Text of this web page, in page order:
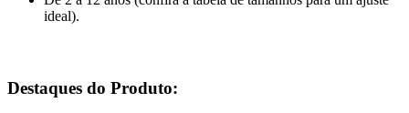
ideal).
Destaques do Produto: